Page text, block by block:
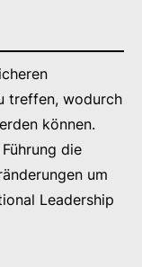
treffen, wodurch
können.
die
um
Leadership